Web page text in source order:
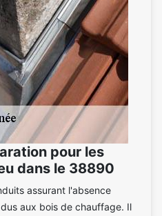
pour les
dans le 38890
assurant l'absence
aux bois de chauffage. Il